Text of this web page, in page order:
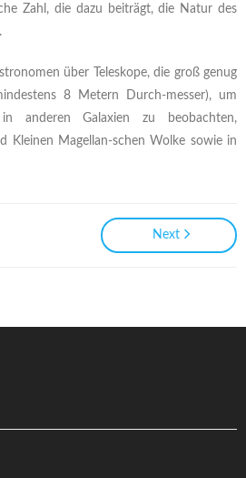
Zahl, die dazu beiträgt, die Natur des
über Teleskope, die groß genug
8 Metern Durch-messer), um
in anderen Galaxien zu beobachten,
Kleinen Magellan-schen Wolke sowie in
Next